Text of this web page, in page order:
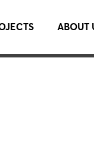
ABOUT